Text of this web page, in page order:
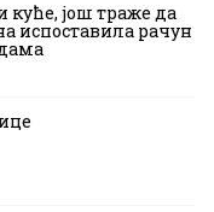
још траже да
испоставила рачун